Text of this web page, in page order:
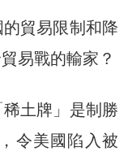
貿易限制和降
易戰的輸家？
土牌」是制勝
令美國陷入被